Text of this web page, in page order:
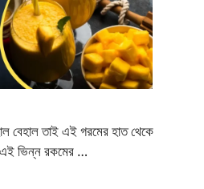
বেহাল তাই এই গরমের হাত থেকে
এই ভিন্ন রকমের …